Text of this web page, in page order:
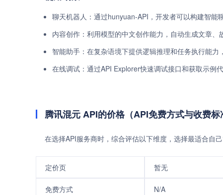
聊天机器人：通过hunyuan-API，开发者可以构建智能
内容创作：利用模型的中文创作能力，自动生成文章、
智能助手：在复杂语境下提供逻辑推理和任务执行能力
在线调试：通过API Explorer快速调试接口和获取示例
腾讯混元 API的价格（API免费方式与收费标
在选择API服务商时，综合评估以下维度，选择最适合自
定价页 暂无
免费方式 N/A